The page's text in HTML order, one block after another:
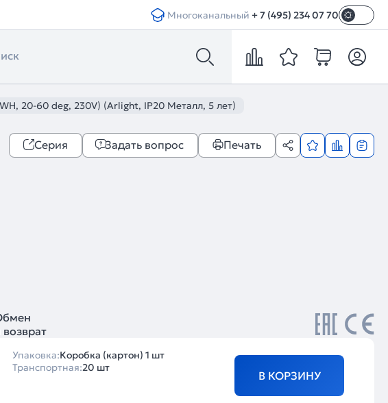
Многоканальный + 7 (495) 234 07 70
20-60 deg, 230V) (Arlight, IP20 Металл, 5 лет)
Серия Задать вопрос Печать
возврат
Упаковка:Коробка (картон) 1 шт
Транспортная:20 шт
В КОРЗИНУ